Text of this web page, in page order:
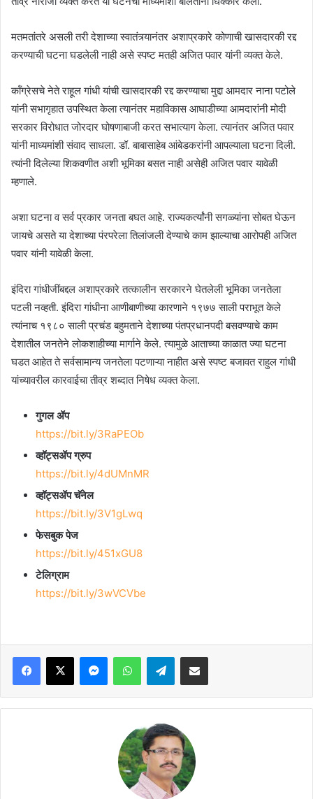
मतमतांतरे असली तरी देशाच्या स्वातंत्र्यानंतर अशाप्रकारे कोणाची खासदारकी रद्द
करण्याची घटना घडलेली नाही असे स्पष्ट मतही अजित पवार यांनी व्यक्त केले.
कॉंग्रेसचे नेते राहूल गांधी यांची खासदारकी रद्द करण्याचा मुद्दा आमदार नाना पटोले
यांनी सभागृहात उपस्थित केला त्यानंतर महाविकास आघाडीच्या आमदारांनी मोदी
सरकार विरोधात जोरदार घोषणाबाजी करत सभात्याग केला. त्यानंतर अजित पवार
यांनी माध्यमांशी संवाद साधला. डॉ. बाबासाहेब आंबेडकरांनी आपल्याला घटना दिली.
त्यांनी दिलेल्या शिकवणीत अशी भूमिका बसत नाही असेही अजित पवार यावेळी
म्हणाले.
अशा घटना व सर्व प्रकार जनता बघत आहे. राज्यकर्त्यांनी सगळ्यांना सोबत घेऊन
जायचे असते या देशाच्या पंरपरेला तिलांजली देण्याचे काम झाल्याचा आरोपही अजित
पवार यांनी यावेळी केला.
इंदिरा गांधीजींबद्दल अशाप्रकारे तत्कालीन सरकारने घेतलेली भूमिका जनतेला
पटली नव्हती. इंदिरा गांधीना आणीबाणीच्या कारणाने १९७७ साली पराभूत केले
त्यांनाच १९८० साली प्रचंड बहुमताने देशाच्या पंतप्रधानपदी बसवण्याचे काम
देशातील जनतेने लोकशाहीच्या मार्गाने केले. त्यामुळे आताच्या काळात ज्या घटना
घडत आहेत ते सर्वसामान्य जनतेला पटणाऱ्या नाहीत असे स्पष्ट बजावत राहुल गांधी
यांच्यावरील कारवाईचा तीव्र शब्दात निषेध व्यक्त केला.
गुगल ॲप
https://bit.ly/3RaPEOb
व्हॉट्सॲप ग्रुप
https://bit.ly/4dUMnMR
व्हॉट्सॲप चॅनेल
https://bit.ly/3V1gLwq
फेसबुक पेज
https://bit.ly/451xGU8
टेलिग्राम
https://bit.ly/3wVCVbe
Facebook
X MessengerWhatsAppTelegramShare via Email